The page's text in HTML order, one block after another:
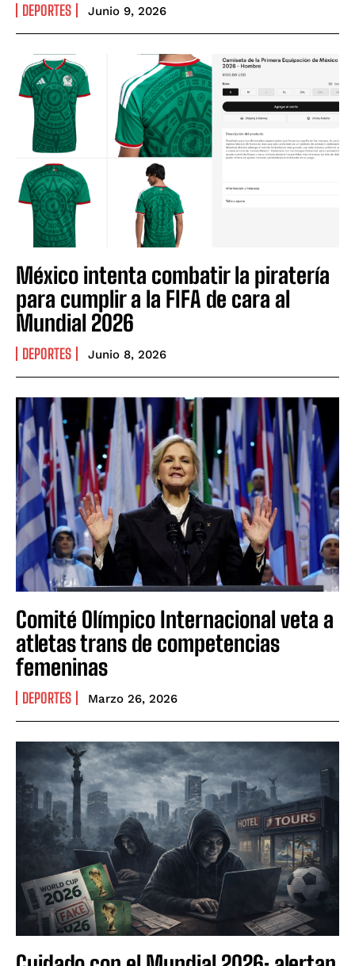
DEPORTES Junio 9, 2026
México intenta combatir la piratería
para cumplir a la FIFA de cara al
Mundial 2026
DEPORTES Junio 8, 2026
Comité Olímpico Internacional veta a
atletas trans de competencias
femeninas
DEPORTES Marzo 26, 2026